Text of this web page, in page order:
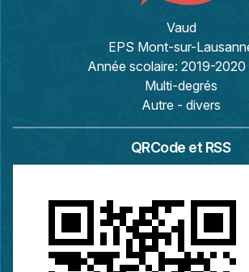
Vaud
EPS Mont-sur-
Année scolaire: 2019-2020
Multi-degrés
Autre - divers
QRCode et RSS